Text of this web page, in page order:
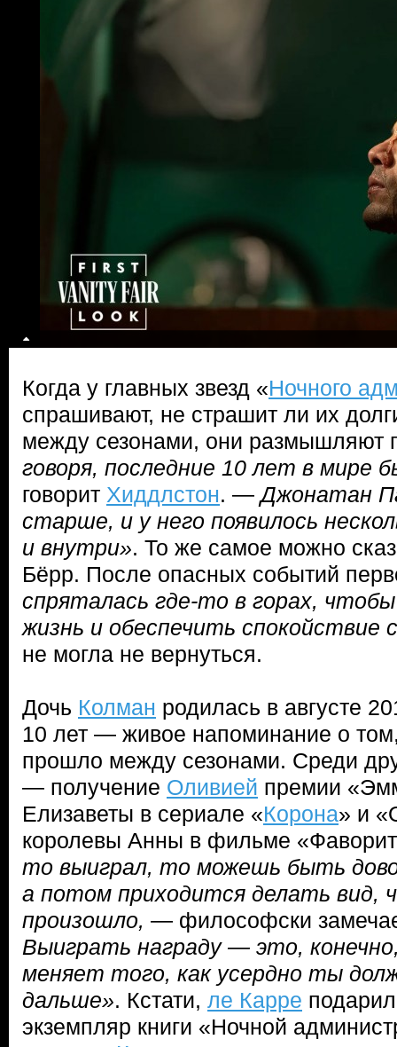
Когда у главных звезд «Ночного
спрашивают, не страшит ли их
между сезонами, они размышляют
говоря, последние 10 лет в мире
говорит Хиддлстон. —Джонатан
старше, и у него появилось
и внутри». То же самое можно
Бёрр. После опасных событий
спряталась где-то в горах,
жизнь и обеспечить спокойствие
не могла не вернуться.
Дочь Колман родилась в августе
10 лет — живое напоминание о
прошло между сезонами. Среди
— получение Оливией премии
Елизаветы в сериале «Корона» и
королевы Анны в фильме
то выиграл, то можешь быть
а потом приходится делать вид,
произошло, — философски
Выиграть награду — это,
меняет того, как усердно ты
дальше». Кстати, ле Карре
экземпляр книги «Ночной